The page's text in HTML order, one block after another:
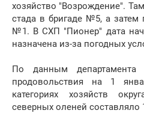
хозяйство "Возрождение".
стада в бригаде №5, а
№1. В СХП "Пионер" дата
назначена из-за погодных
По данным департамента
продовольствия на 1
категориях хозяйств
северных оленей составляло